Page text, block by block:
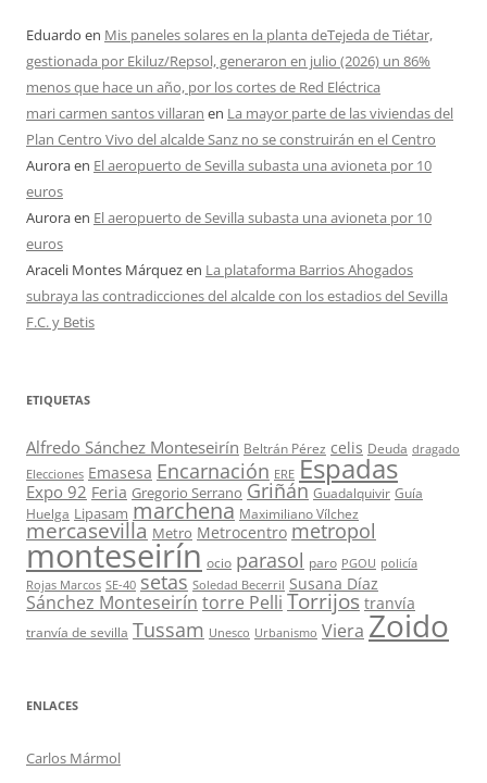
Eduardo en Mis paneles solares en la planta deTejeda de Tiétar,
gestionada por Ekiluz/Repsol, generaron en julio (2026) un 86%
menos que hace un año, por los cortes de Red Eléctrica
mari carmen santos villaran en La mayor parte de las viviendas del
Plan Centro Vivo del alcalde Sanz no se construirán en el Centro
Auroraen El aeropuerto de Sevilla subasta una avioneta por 10
euros
Auroraen El aeropuerto de Sevilla subasta una avioneta por 10
euros
Araceli Montes Márquezen La plataforma Barrios Ahogados
subraya las contradicciones del alcalde con los estadios del Sevilla
F.C. y Betis
ETIQUETAS
Alfredo Sánchez Monteseirín Beltrán Pérez celis Deuda dragado
Elecciones Emasesa Encarnación ERE Espadas
Expo 92 Feria Gregorio Serrano Griñán Guadalquivir Guía
Huelga Lipasam marchena Maximiliano Vílchez
mercasevilla Metro Metrocentro metropol
monteseirín ocio parasol paro PGOU policía
Rojas Marcos SE-40 setas Soledad Becerril Susana Díaz
Sánchez Monteseirín torre Pelli Torrijos tranvía
tranvía de sevilla Tussam Unesco Urbanismo Viera Zoido
ENLACES
Carlos Mármol